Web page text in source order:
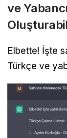
ve
Elbette! İşte
Türkçe ve